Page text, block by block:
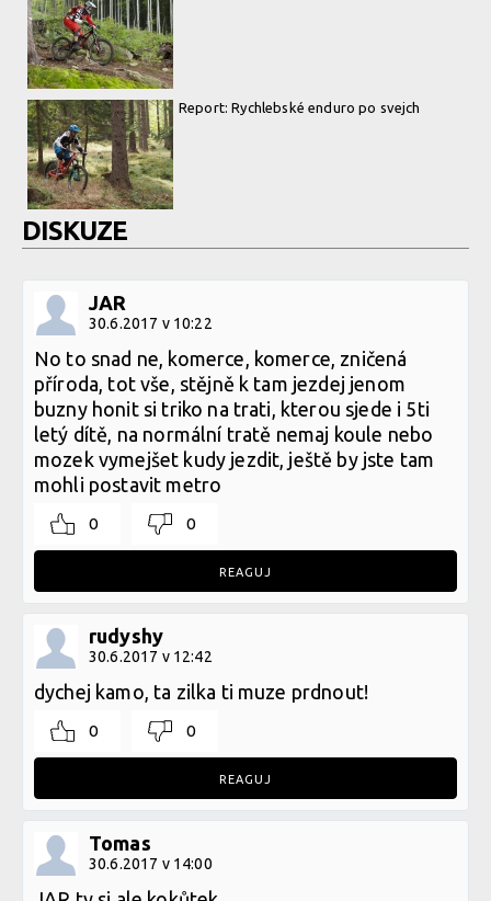
Report: Rychlebské enduro po svejch
DISKUZE
JAR
30.6.2017 v 10:22
No to snad ne, komerce, komerce, zničená
příroda, tot vše, stějně k tam jezdej jenom
buzny honit si triko na trati, kterou sjede i 5ti
letý dítě, na normální tratě nemaj koule nebo
mozek vymejšet kudy jezdit, ještě by jste tam
mohli postavit metro
0 0
REAGUJ
rudyshy
30.6.2017 v 12:42
dychej kamo, ta zilka ti muze prdnout!
0 0
REAGUJ
Tomas
30.6.2017 v 14:00